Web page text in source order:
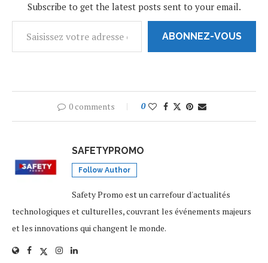
Subscribe to get the latest posts sent to your email.
ABONNEZ-VOUS
0 comments 0
SAFETYPROMO
Follow Author
Safety Promo est un carrefour d'actualités
technologiques et culturelles, couvrant les événements majeurs
et les innovations qui changent le monde.